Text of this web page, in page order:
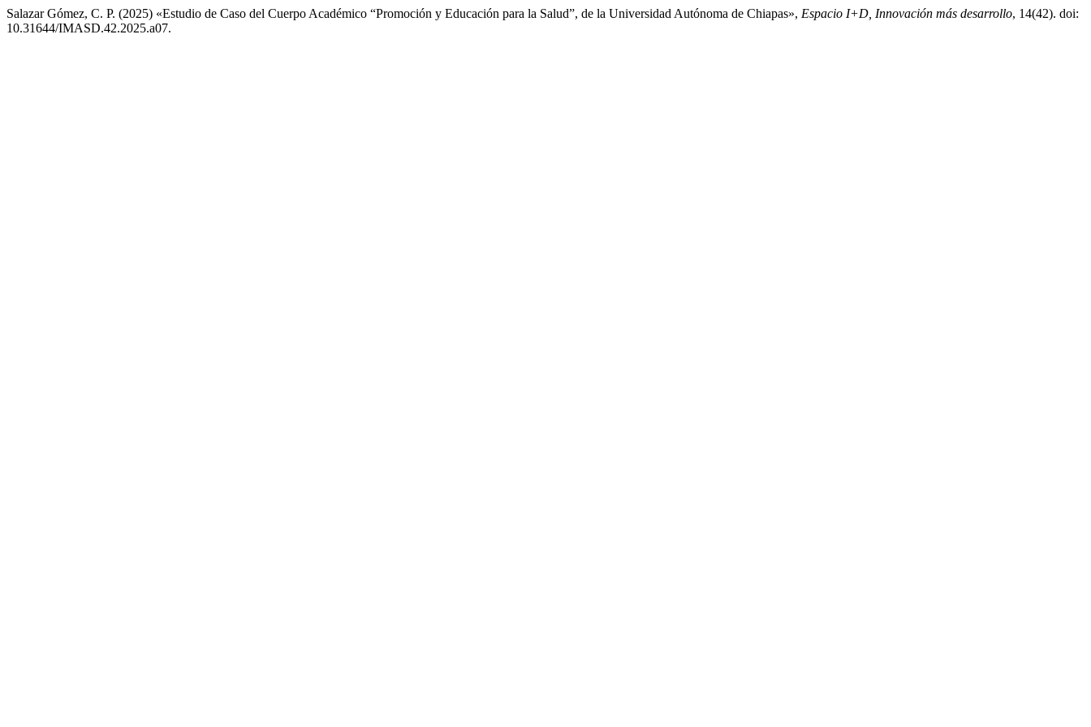
Salazar Gómez, C. P. (2025) «Estudio de Caso del Cuerpo Académico “Promoción y Educación para la Salud”, de la Universidad Autónoma de Chiapas», Espacio I+D, Innovación más desarrollo, 14(42). doi:
10.31644/IMASD.42.2025.a07.